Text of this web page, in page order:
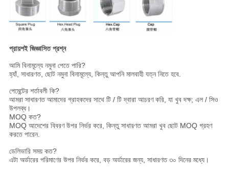
প্রায়শই জিজ্ঞাসিত প্রশ্ন
আমি বিনামূল্যে নমুনা পেতে পারি?
হ্যাঁ, সাধারণত, ছোট নমুনা বিনামূল্যে, কিন্তু আপনি মালবাহী যত্ন নিতে হবে.
পেমেন্টের শর্তাবলী কি?
আমরা সাধারণত আমাদের গ্রাহকদের সাথে টি / টি দ্বারা আচরণ করি, যা খুব দক্ষ; এল / সিও
উপলব্ধ।
MOQ কত?
MOQ আদেশের বিবরণ উপর নির্ভর করে, কিন্তু সাধারণত আমরা খুব ছোট MOQ গ্রহণ
করতে পারেন.
ডেলিভারি সময় কত?
এটা অর্ডারের পরিমাণের উপর নির্ভর করে, বড় অর্ডারের জন্য, সাধারণত ৩০ দিনের মধ্যে।